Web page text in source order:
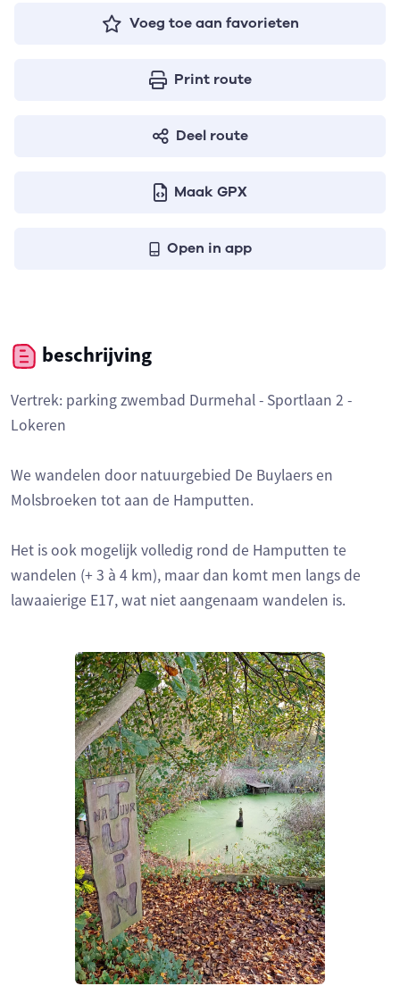
Voeg toe aan favorieten
Print route
Deel route
Maak GPX
Open in app
beschrijving
Vertrek: parking zwembad Durmehal - Sportlaan 2 -
Lokeren
We wandelen door natuurgebied De Buylaers en
Molsbroeken tot aan de Hamputten.
Het is ook mogelijk volledig rond de Hamputten te
wandelen (+ 3 à 4 km), maar dan komt men langs de
lawaaierige E17, wat niet aangenaam wandelen is.